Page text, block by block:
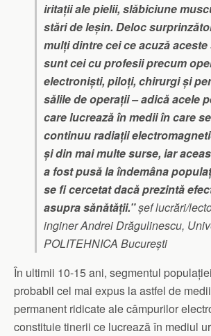
iritații ale pielii, slăbiciune
stări de leșin. Deloc
mulți dintre cei ce acuză
sunt cei cu profesii precum
electroniști, piloți, chirurgi și
sălile de operații – adică acele
care lucrează în medii în care
continuu radiații
și din mai multe surse, iar
a fost pusă la îndemâna
se fi cercetat dacă prezintă
asupra sănătății.”șef lucrări/
inginer Andrei Drăgulinescu,
POLITEHNICA București
În ultimii 10-15 ani, segmentul
probabil cel mai expus la astfel de
permanent ridicate ale câmpurilor
constituie tinerii ce lucrează în mediul